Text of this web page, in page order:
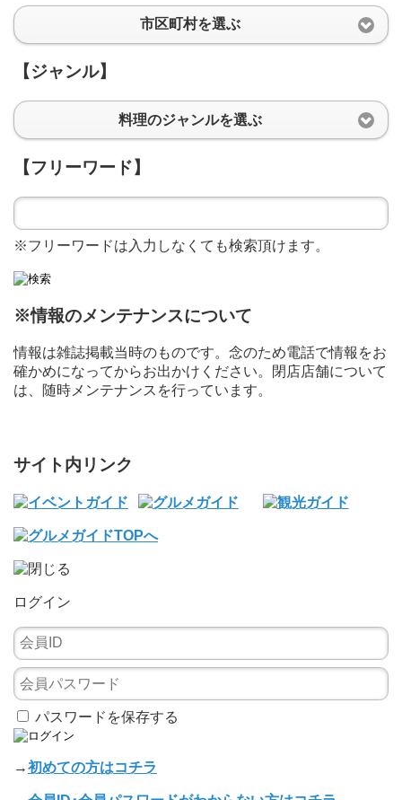
市区町村を選ぶ
【ジャンル】
料理のジャンルを選ぶ
【フリーワード】
※フリーワードは入力しなくても検索頂けます。
※情報のメンテナンスについて
情報は雑誌掲載当時のものです。念のため電話で情報をお
確かめになってからお出かけください。閉店店舗について
は、随時メンテナンスを行っています。
サイト内リンク
ログイン
パスワードを保存する
→初めての方はコチラ